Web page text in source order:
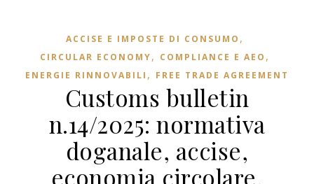
ACCISE E IMPOSTE DI CONSUMO ,
CIRCULAR ECONOMY, COMPLIANCE E AEO ,
ENERGIE RINNOVABILI , FREE TRADE AGREEMENT
Customs bulletin
n.14/2025: normativa
doganale, accise,
economia circolare,